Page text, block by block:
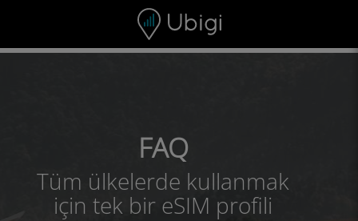
Gezinme çubuğu Alt bilgi
FAQ
Tüm ülkelerde kullanmak
için tek bir eSIM profili